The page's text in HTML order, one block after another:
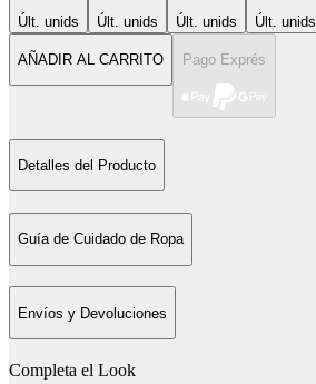
Últ. unids
Últ. unids
Últ. unids
Últ. unids
AÑADIR AL CARRITO Pago Exprés
Detalles del Producto
Guía de Cuidado de Ropa
Envíos y Devoluciones
Completa el Look